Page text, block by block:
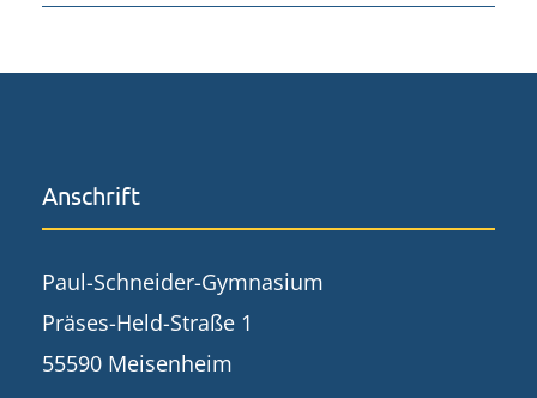
Anschrift
Paul-Schneider-Gymnasium
Präses-Held-Straße 1
55590 Meisenheim